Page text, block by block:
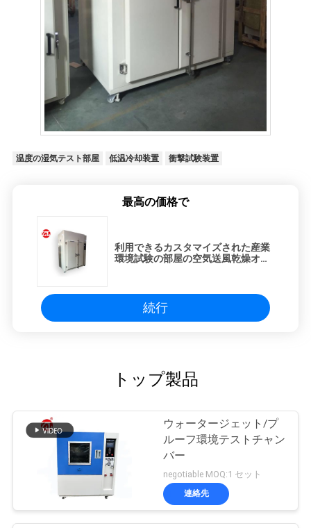
温度の湿気テスト部屋 低温冷却装置 衝撃試験装置
最高の価格で
利用できるカスタマイズされた産業
環境試験の部屋の空気送風乾燥オー
続行
トップ製品
ウォータージェット/プ
ルーフ環境テストチャン
バー
negotiable MOQ:1 セット
連絡先